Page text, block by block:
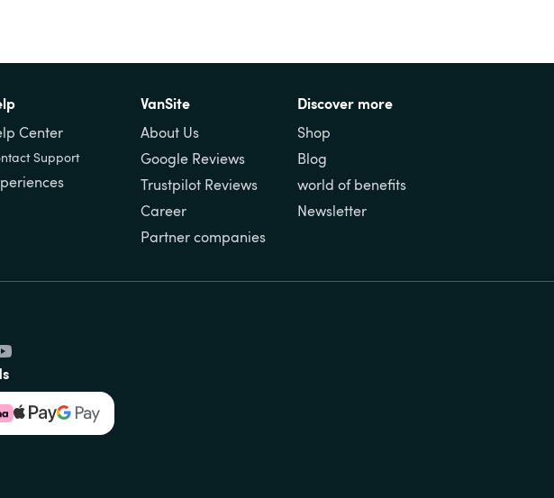
Center
Support
VanSite
About Us
Google Reviews
Trustpilot Reviews
Career
Partner companies
Discover more
Shop
Blog
world of benefits
Newsletter